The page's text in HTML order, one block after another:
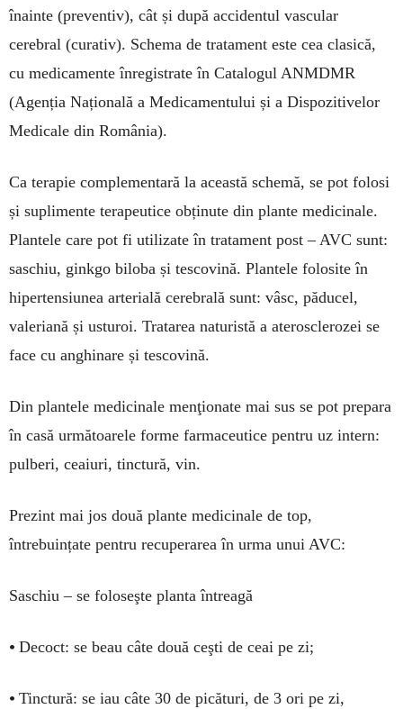
înainte (preventiv), cât și după accidentul vascular
cerebral (curativ). Sche­ma de tratament este cea clasică,
cu medicamente înregistrate în Catalogul ANMDMR
(Agenția Națională a Medicamentului și a Dispozitivelor
Medicale din România).
Ca terapie complementară la această schemă, se pot folosi
și suplimente terapeutice obținute din plante medicinale.
Plantele care pot fi utilizate în tratament post – AVC sunt:
saschiu, ginkgo biloba și tescovină. Plantele folosite în
hipertensiunea arterială cerebrală sunt: vâsc, păducel,
valeriană și usturoi. Tratarea naturistă a aterosclerozei se
face cu anghinare și tescovină.
Din plantele medicinale menţionate mai sus se pot prepara
în casă următoarele forme farmaceutice pentru uz intern:
pulberi, ceaiuri, tinctură, vin.
Prezint mai jos două plante medicinale de top,
întrebuințate pentru recuperarea în urma unui AVC:
Saschiu – se foloseşte planta întreagă
• Decoct: se beau câte două ceşti de ceai pe zi;
• Tinctură: se iau câte 30 de picături, de 3 ori pe zi,